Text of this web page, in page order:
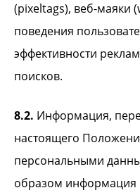
(pixeltags), веб-маяки
поведения
эффективности
поисков.
8.2. Информация,
настоящего
персональными
образом информация